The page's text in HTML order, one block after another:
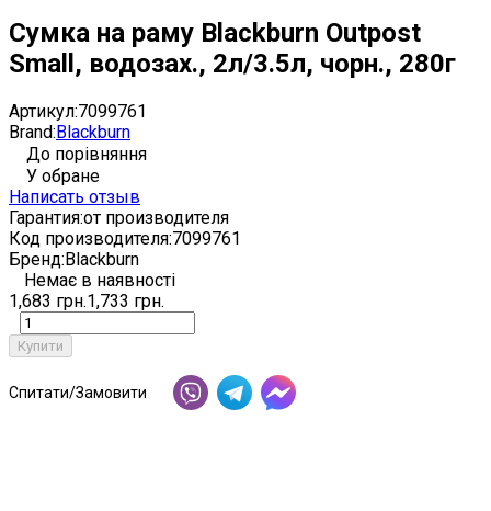
Сумка на раму Blackburn Outpost
Small, водозах., 2л/3.5л, чорн., 280г
Артикул:7099761
Brand:Blackburn
До порівняння
У обране
Написать отзыв
Гарантия:от производителя
Код производителя:7099761
Бренд:Blackburn
Немає в наявності
1,683 грн.1,733 грн.
Купити
Спитати/Замовити